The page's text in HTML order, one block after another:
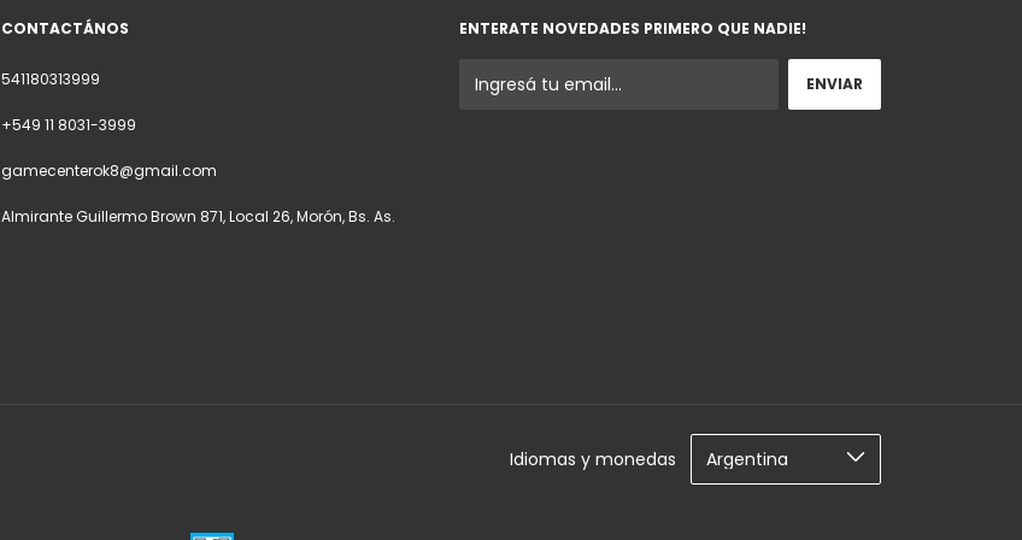
CONTACTÁNOS
541180313999
+549 11 8031-3999
gamecenterok8@gmail.com
Almirante Guillermo Brown 871, Local 26, Morón, Bs. As.
ENTERATE NOVEDADES PRIMERO QUE NADIE!
Idiomas y monedas